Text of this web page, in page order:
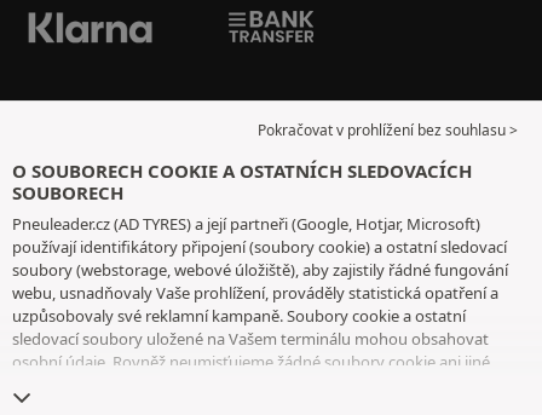
Pokračovat v prohlížení bez souhlasu >
O SOUBORECH COOKIE A OSTATNÍCH SLEDOVACÍCH
SOUBORECH
Pneuleader.cz (AD TYRES) a její partneři (Google, Hotjar, Microsoft)
používají identifikátory připojení (soubory cookie) a ostatní sledovací
soubory (webstorage, webové úložiště), aby zajistily řádné fungování
webu, usnadňovaly Vaše prohlížení, prováděly statistická opatření a
uzpůsobovaly své reklamní kampaně. Soubory cookie a ostatní
sledovací soubory uložené na Vašem terminálu mohou obsahovat
osobní údaje. Rovněž neumisťujeme žádné soubory cookie ani jiné
vyjma těch, které jsou nezbytné pro fungování webu. Vaši volbu